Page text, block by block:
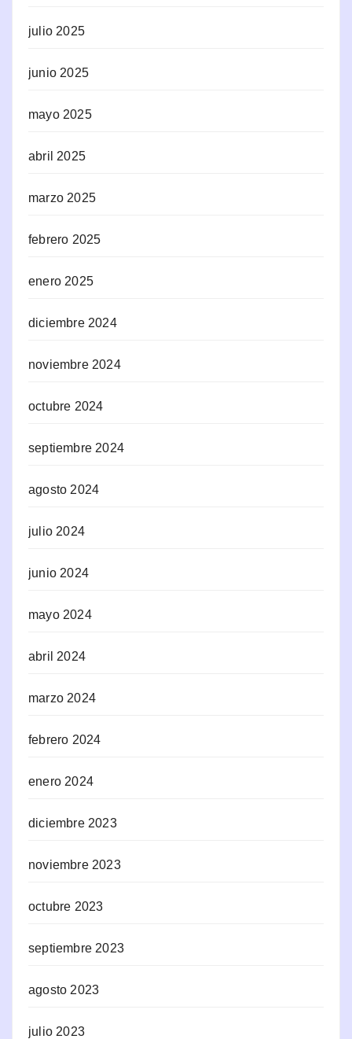
julio 2025
junio 2025
mayo 2025
abril 2025
marzo 2025
febrero 2025
enero 2025
diciembre 2024
noviembre 2024
octubre 2024
septiembre 2024
agosto 2024
julio 2024
junio 2024
mayo 2024
abril 2024
marzo 2024
febrero 2024
enero 2024
diciembre 2023
noviembre 2023
octubre 2023
septiembre 2023
agosto 2023
julio 2023